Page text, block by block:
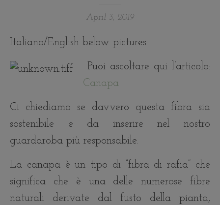
April 3, 2019
Italiano/English below pictures
Puoi ascoltare qui l’articolo:
Canapa
Ci chiediamo se davvero questa fibra sia
sostenibile e da inserire nel nostro
guardaroba più responsabile.
La canapa è un tipo di “fibra di rafia” che
significa che è una delle numerose fibre
naturali derivate dal fusto della pianta,